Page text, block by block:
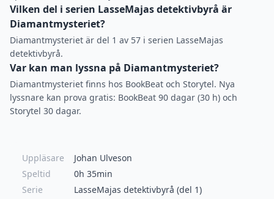
Vilken del i serien LasseMajas detektivbyrå är
Diamantmysteriet?
Diamantmysteriet är del 1 av 57 i serien LasseMajas
detektivbyrå.
Var kan man lyssna på Diamantmysteriet?
Diamantmysteriet finns hos BookBeat och Storytel. Nya
lyssnare kan prova gratis: BookBeat 90 dagar (30 h) och
Storytel 30 dagar.
Uppläsare
Johan Ulveson
Speltid
0h 35min
Serie
LasseMajas detektivbyrå (del 1)